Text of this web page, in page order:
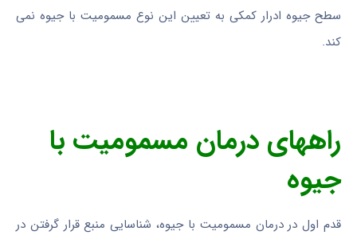
سطح جیوه ادرار کمکی به تعیین این نوع مسمومیت با جیوه نمی
کند.
راههای درمان مسمومیت با
جیوه
قدم اول در درمان مسمومیت با جیوه، شناسایی منبع قرار گرفتن در